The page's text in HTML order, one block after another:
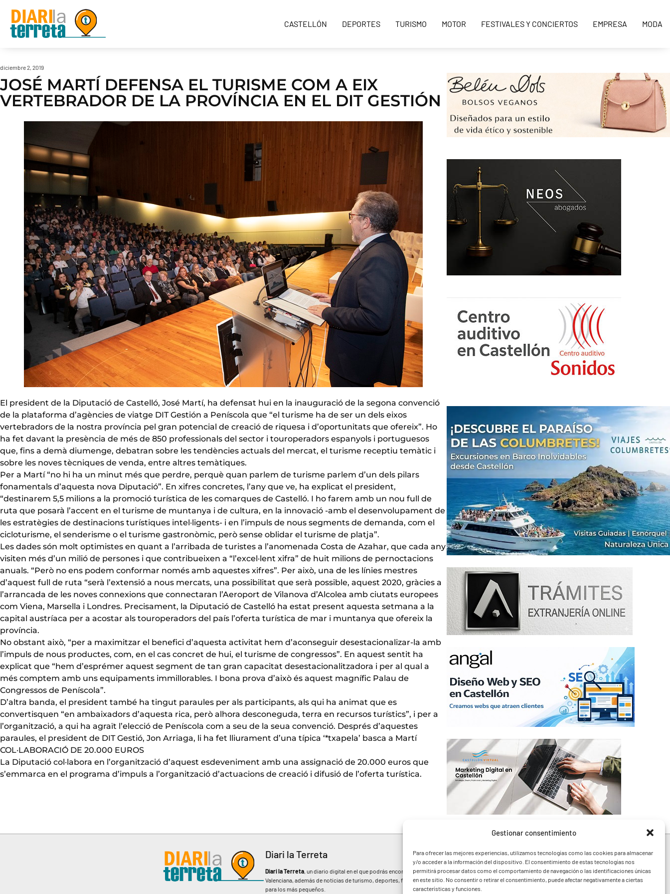
Gestionar consentimiento
Para ofrecer las mejores experiencias, utilizamos tecnologías como las cookies para almacenar
y/o acceder a la información del dispositivo. El consentimiento de estas tecnologías nos
permitirá procesar datos como el comportamiento de navegación o las identificaciones únicas
en este sitio. No consentir o retirar el consentimiento, puede afectar negativamente a ciertas
características y funciones.
CASTELLÓN DEPORTES TURISMO MOTOR FESTIVALES Y CONCIERTOS EMPRESA MODA
diciembre 2, 2019
JOSÉ MARTÍ DEFENSA EL TURISME COM A EIX
VERTEBRADOR DE LA PROVÍNCIA EN EL DIT GESTIÓN
El president de la Diputació de Castelló, José Martí, ha defensat hui en la inauguració de la segona convenció
de la plataforma d’agències de viatge DIT Gestión a Peníscola que “el turisme ha de ser un dels eixos
vertebradors de la nostra província pel gran potencial de creació de riquesa i d’oportunitats que ofereix”. Ho
ha fet davant la presència de més de 850 professionals del sector i touroperadors espanyols i portuguesos
que, fins a demà diumenge, debatran sobre les tendències actuals del mercat, el turisme receptiu temàtic i
sobre les noves tècniques de venda, entre altres temàtiques.
Per a Martí “no hi ha un minut més que perdre, perquè quan parlem de turisme parlem d’un dels pilars
fonamentals d’aquesta nova Diputació”. En xifres concretes, l’any que ve, ha explicat el president,
“destinarem 5,5 milions a la promoció turística de les comarques de Castelló. I ho farem amb un nou full de
ruta que posarà l’accent en el turisme de muntanya i de cultura, en la innovació -amb el desenvolupament de
les estratègies de destinacions turístiques intel·ligents- i en l’impuls de nous segments de demanda, com el
cicloturisme, el senderisme o el turisme gastronòmic, però sense oblidar el turisme de platja”.
Les dades són molt optimistes en quant a l’arribada de turistes a l’anomenada Costa de Azahar, que cada any
visiten més d’un milió de persones i que contribueixen a “l’excel·lent xifra” de huit milions de pernoctacions
anuals. “Però no ens podem conformar només amb aquestes xifres”. Per això, una de les línies mestres
d’aquest full de ruta “serà l’extensió a nous mercats, una possibilitat que serà possible, aquest 2020, gràcies a
l’arrancada de les noves connexions que connectaran l’Aeroport de Vilanova d’Alcolea amb ciutats europees
com Viena, Marsella i Londres. Precisament, la Diputació de Castelló ha estat present aquesta setmana a la
capital austríaca per a acostar als touroperadors del país l’oferta turística de mar i muntanya que ofereix la
província.
No obstant això, “per a maximitzar el benefici d’aquesta activitat hem d’aconseguir desestacionalizar-la amb
l’impuls de nous productes, com, en el cas concret de hui, el turisme de congressos”. En aquest sentit ha
explicat que “hem d’esprémer aquest segment de tan gran capacitat desestacionalitzadora i per al qual a
més comptem amb uns equipaments immillorables. I bona prova d’això és aquest magnífic Palau de
Congressos de Peníscola”.
D’altra banda, el president també ha tingut paraules per als participants, als qui ha animat que es
convertisquen “en ambaixadors d’aquesta rica, però alhora desconeguda, terra en recursos turístics”, i per a
l’organització, a qui ha agraït l’elecció de Peníscola com a seu de la seua convenció. Després d’aquestes
paraules, el president de DIT Gestió, Jon Arriaga, li ha fet lliurament d’una típica ‘*txapela’ basca a Martí
COL·LABORACIÓ DE 20.000 EUROS
La Diputació col·labora en l’organització d’aquest esdeveniment amb una assignació de 20.000 euros que
s’emmarca en el programa d’impuls a l’organització d’actuacions de creació i difusió de l’oferta turística.
Diari la Terreta
Diari la Terreta, un diario digital en el que podrás encontrar noticias de toda la Comunidad
Valenciana, además de noticias de turismo, deportes, fiestas regionales, festivales y noticias
para los más pequeños.